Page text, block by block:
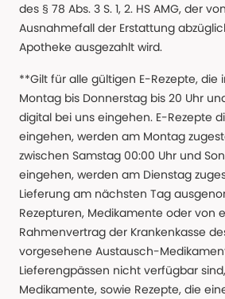
des § 78 Abs. 3 S. 1, 2. HS AMG, der
Ausnahmefall der Erstattung
Apotheke ausgezahlt wird.
**Gilt für alle gültigen E-Rezepte, die
Montag bis Donnerstag bis 20 Uhr
digital bei uns eingehen. E-Rezepte
eingehen, werden am Montag
zwischen Samstag 00:00 Uhr und
eingehen, werden am Dienstag
Lieferung am nächsten Tag
Rezepturen, Medikamente oder von
Rahmenvertrag der Krankenkasse
vorgesehene Austausch-
Lieferengpässen nicht verfügbar
Medikamente, sowie Rezepte, die